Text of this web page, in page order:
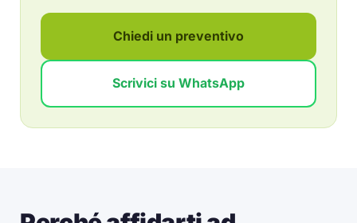
Chiedi un preventivo
Scrivici su WhatsApp